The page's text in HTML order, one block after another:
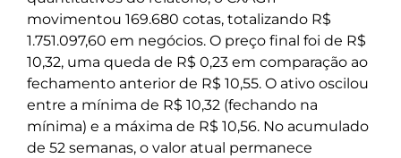
movimentou 169.680 cotas, totalizando R$
1.751.097,60 em negócios. O preço final foi de R$
10,32, uma queda de R$ 0,23 em comparação ao
fechamento anterior de R$ 10,55. O ativo oscilou
entre a mínima de R$ 10,32 (fechando na
mínima) e a máxima de R$ 10,56. No acumulado
de 52 semanas, o valor atual permanece